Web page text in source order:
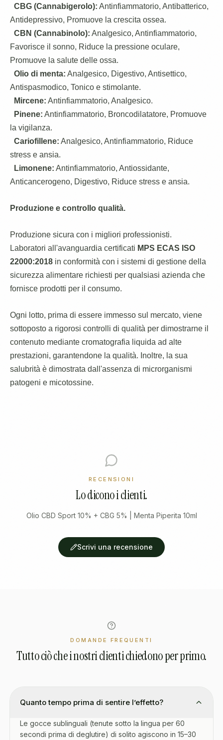
CBG (Cannabigerolo): Antinfiammatorio, Antibatterico,
Antidepressivo, Promuove la crescita ossea.
CBN (Cannabinolo): Analgesico, Antinfiammatorio,
Favorisce il sonno, Riduce la pressione oculare,
Promuove la salute delle ossa.
Olio di menta: Analgesico, Digestivo, Antisettico,
Antispasmodico, Tonico e stimolante.
Mircene: Antinfiammatorio, Analgesico.
Pinene: Antinfiammatorio, Broncodilatatore, Promuove
la vigilanza.
Cariofillene: Analgesico, Antinfiammatorio, Riduce
stress e ansia.
Limonene: Antinfiammatorio, Antiossidante,
Anticancerogeno, Digestivo, Riduce stress e ansia.
Produzione e controllo qualità.
Produzione sicura con i migliori professionisti.
Laboratori all'avanguardia certificati MPS ECAS ISO
22000:2018 in conformità con i sistemi di gestione della
sicurezza alimentare richiesti per qualsiasi azienda che
fornisce prodotti per il consumo.
Ogni lotto, prima di essere immesso sul mercato, viene
sottoposto a rigorosi controlli di qualità per dimostrarne il
contenuto mediante cromatografia liquida ad alte
prestazioni, garantendone la qualità. Inoltre, la sua
salubrità è dimostrata dall'assenza di microrganismi
patogeni e micotossine.
RECENSIONI
Lo dicono i clienti.
Olio CBD Sport 10% + CBG 5% | Menta Piperita 10ml
Scrivi una recensione
DOMANDE FREQUENTI
Tutto ciò che i nostri clienti chiedono per primo.
Quanto tempo prima di sentire l’effetto?
Le gocce sublinguali (tenute sotto la lingua per 60
secondi prima di deglutire) di solito agiscono in 15–30